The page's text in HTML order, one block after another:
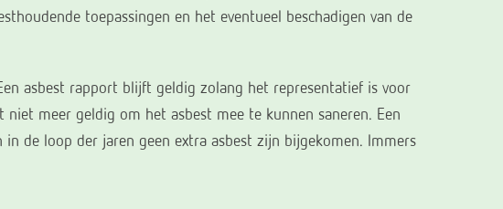
toepassingen en het eventueel beschadigen van de
asbest rapport blijft geldig zolang het representatief is voor
meer geldig om het asbest mee te kunnen saneren. Een
de loop der jaren geen extra asbest zijn bijgekomen. Immers